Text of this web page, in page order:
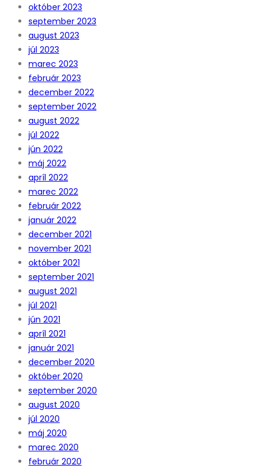
október 2023
september 2023
august 2023
júl 2023
marec 2023
február 2023
december 2022
september 2022
august 2022
júl 2022
jún 2022
máj 2022
apríl 2022
marec 2022
február 2022
január 2022
december 2021
november 2021
október 2021
september 2021
august 2021
júl 2021
jún 2021
apríl 2021
január 2021
december 2020
október 2020
september 2020
august 2020
júl 2020
máj 2020
marec 2020
február 2020